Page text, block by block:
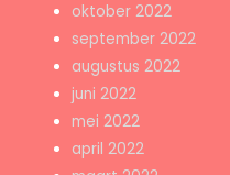
oktober 2022
september 2022
augustus 2022
juni 2022
mei 2022
april 2022